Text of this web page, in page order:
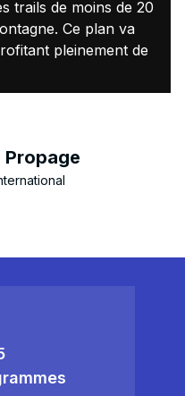
trails de moins de 20
Ce plan va
pleinement de
Propage